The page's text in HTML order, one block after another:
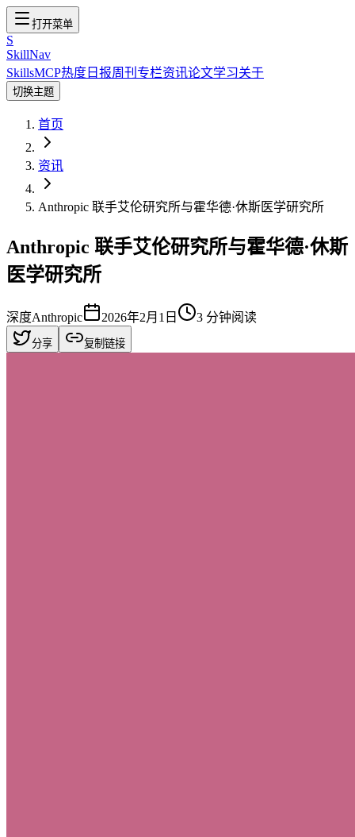
打开菜单
S
SkillNav
SkillsMCP热度 日报周刊 专栏资讯论文学习关于
切换主题
首页
资讯
Anthropic 联手艾伦研究所与霍华德·休斯医学研究所
Anthropic 联手艾伦研究所与霍华德·休斯
医学研究所
深度Anthropic 2026年2月1日 3 分钟阅读
分享 复制链接